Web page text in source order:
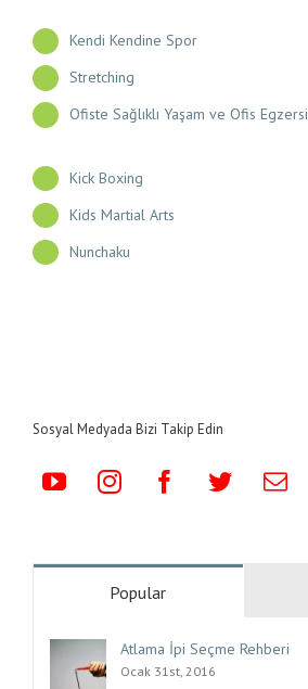
Kendi Kendine Spor
Stretching
Ofiste Sağlıklı Yaşam ve Ofis
Kick Boxing
Kids Martial Arts
Nunchaku
Sosyal Medyada Bizi Takip Edin
Popular
Atlama İpi Seçme Rehberi
Ocak 31st, 2016